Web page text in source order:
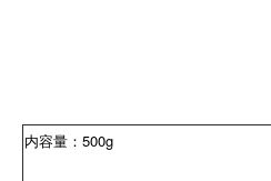
内容量：500g